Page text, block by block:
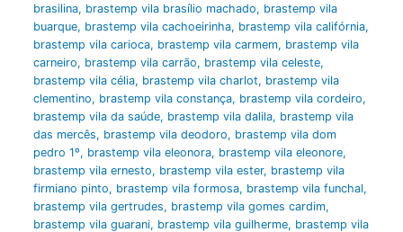
brasilina, brastemp vila brasílio machado, brastemp vila
buarque, brastemp vila cachoeirinha, brastemp vila califórnia,
brastemp vila carioca, brastemp vila carmem, brastemp vila
carneiro, brastemp vila carrão, brastemp vila celeste,
brastemp vila célia, brastemp vila charlot, brastemp vila
clementino, brastemp vila constança, brastemp vila cordeiro,
brastemp vila da saúde, brastemp vila dalila, brastemp vila
das mercês, brastemp vila deodoro, brastemp vila dom
pedro 1º, brastemp vila eleonora, brastemp vila eleonore,
brastemp vila ernesto, brastemp vila ester, brastemp vila
firmiano pinto, brastemp vila formosa, brastemp vila funchal,
brastemp vila gertrudes, brastemp vila gomes cardim,
brastemp vila guarani, brastemp vila guilherme, brastemp vila